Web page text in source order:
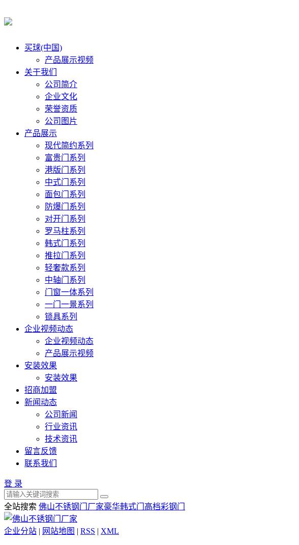
买球(中国)
产品展示视频
关于我们
公司简介
企业文化
荣誉资质
公司图片
产品展示
现代简约系列
富贵门系列
港版门系列
中式门系列
面包门系列
防爆门系列
对开门系列
罗马柱系列
韩式门系列
推拉门系列
轻奢款系列
中轴门系列
门窗一体系列
一门一景系列
锁具系列
企业视频动态
企业视频动态
产品展示视频
安装效果
安装效果
招商加盟
新闻动态
公司新闻
行业资讯
技术资讯
留言反馈
联系我们
登 录
全站搜索 佛山不锈钢门厂家豪华韩式门 高档彩钢门
企业分站 | 网站地图 | RSS | XML